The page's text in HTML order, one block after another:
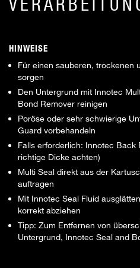
HINWEISE
Für einen sauberen, trockenen
sorgen
Den Untergrund mit Innotec
Bond Remover reinigen
Poröse oder sehr schwierige
Guard vorbehandeln
Falls erforderlich: Innotec Back
richtige Dicke achten)
Multi Seal direkt aus der
auftragen
Mit Innotec Seal Fluid
korrekt abziehen
Tipp: Zum Entfernen von
Untergrund, Innotec Seal and